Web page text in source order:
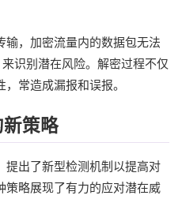
输，加密流量内的数据包无法
识别潜在风险。解密过程不仅
常造成漏报和误报。
策略
提出了新型检测机制以提高对
策略展现了有力的应对潜在威